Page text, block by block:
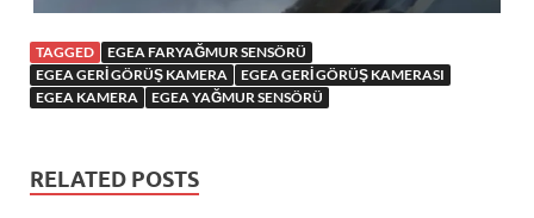
TAGGED
EGEA FARYAĞMUR SENSÖRÜ
EGEA GERI GÖRÜŞ KAMERA
EGEA GERI GÖRÜŞ KAMERASI
EGEA KAMERA
EGEA YAĞMUR SENSÖRÜ
RELATED POSTS